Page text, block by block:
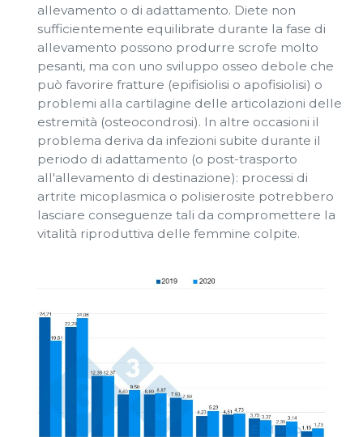
allevamento o di adattamento. Diete non
sufficientemente equilibrate durante la fase di
allevamento possono produrre scrofe molto
pesanti, ma con uno sviluppo osseo debole che
può favorire fratture (epifisiolisi o apofisiolisi) o
problemi alla cartilagine delle articolazioni delle
estremità (osteocondrosi). In altre occasioni il
problema deriva da infezioni subite durante il
periodo di adattamento (o post-trasporto
all'allevamento di destinazione): processi di
artrite micoplasmica o polisierosite potrebbero
lasciare conseguenze tali da compromettere la
vitalità riproduttiva delle femmine colpite.